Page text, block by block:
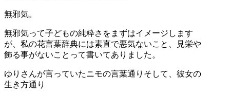
無邪気。
無邪気って子どもの純粋さをまずはイメージします
が、私の花言葉辞典には素直で悪気ないこと、見栄や
飾る事がないことって書いてありました。
ゆりさんが言っていたニモの言葉通りそして、彼女の
生き方通り